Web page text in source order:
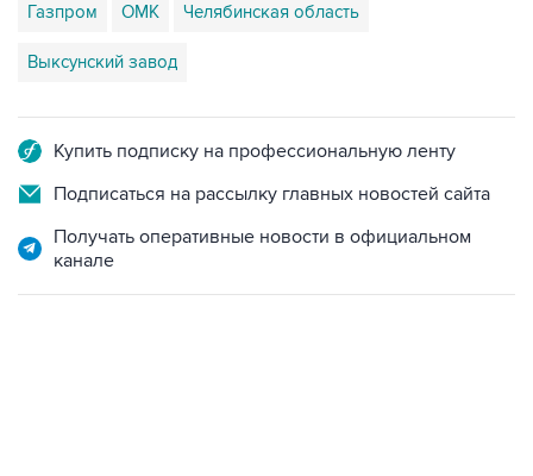
Газпром ОМК Челябинская область
Выксунский завод
Купить подписку на профессиональную ленту
Подписаться на рассылку главных новостей сайта
Получать оперативные новости в официальном
канале